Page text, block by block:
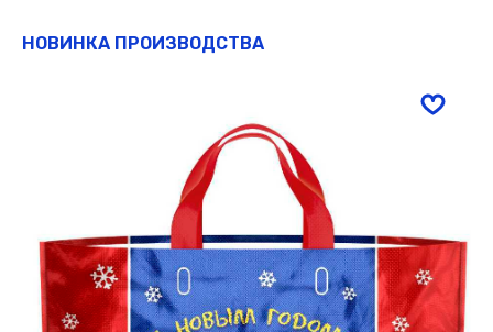
НОВИНКА ПРОИЗВОДСТВА